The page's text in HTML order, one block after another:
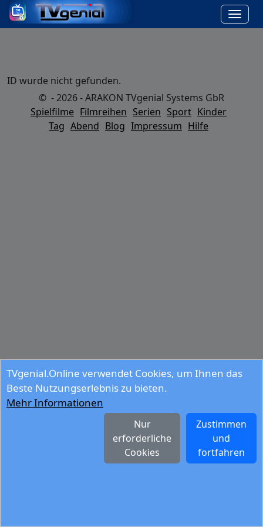
TVgenial.Online verwendet Cookies, um Ihnen das
Beste Nutzungserlebnis zu bieten.
Mehr Informationen
Zustimmen
und
fortfahren
Nur
erforderliche
Cookies
ID wurde nicht gefunden.
© - 2026 - ARAKON TVgenial Systems GbR
Spielfilme Filmreihen Serien Sport Kinder
Tag Abend Blog Impressum Hilfe